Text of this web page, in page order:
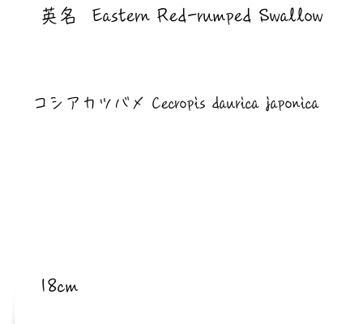
英名 Eastern Red-rumped Swallow
コシアカツバメ Cecropis daurica japonica
18cm